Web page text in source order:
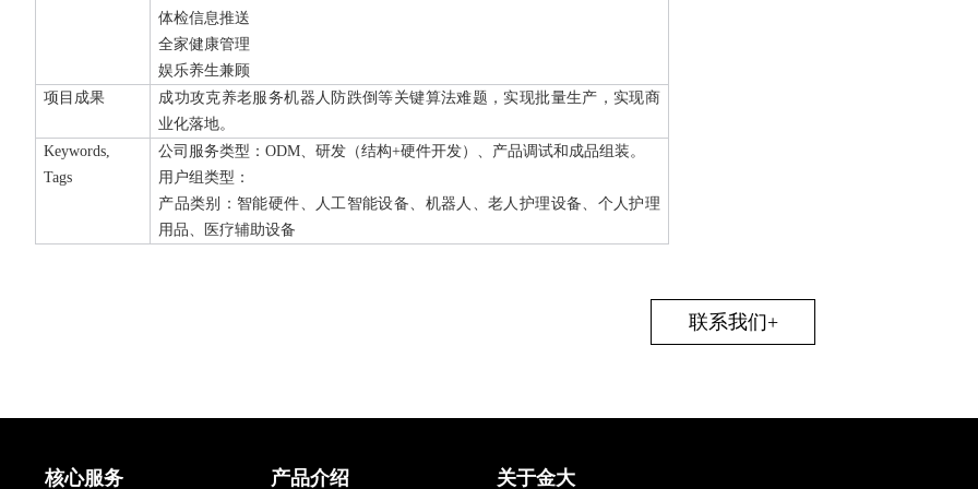
体检信息推送
全家健康管理
娱乐养生兼顾
项目成果
成功攻克养老服务机器人防跌倒等关键算法难题，实现批量生产，实现商
业化落地。
Keywords,
Tags
公司服务类型：ODM、研发（结构+硬件开发）、产品调试和成品组装。
用户组类型：
产品类别：智能硬件、人工智能设备、机器人、老人护理设备、个人护理
用品、医疗辅助设备
联系我们+
核心服务 产品介绍 关于金大